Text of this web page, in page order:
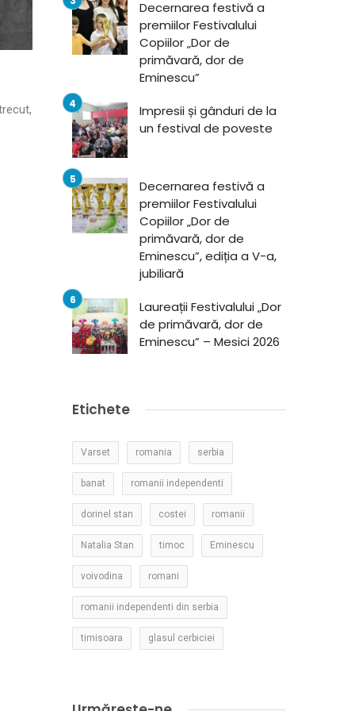
Decernarea festivă a
premiilor Festivalului
Copiilor „Dor de
primăvară, dor de
Eminescu”
Impresii și gânduri de la
un festival de poveste
Decernarea festivă a
premiilor Festivalului
Copiilor „Dor de
primăvară, dor de
Eminescu”, ediția a V-a,
jubiliară
Laureații Festivalului „Dor
de primăvară, dor de
Eminescu” – Mesici 2026
Etichete
Varset romania serbia
banat romanii independenti
dorinel stan costei romanii
Natalia Stan timoc Eminescu
voivodina romani
romanii independenti din serbia
timisoara glasul cerbiciei